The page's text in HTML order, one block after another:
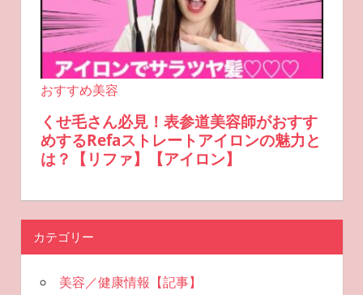
カテゴリー
美容／健康情報【記事】